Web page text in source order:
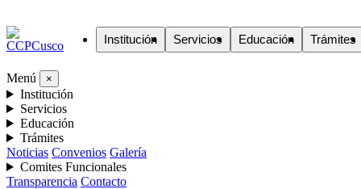
Institución Servicios Educación Trámites
Menú ×
Institución
Servicios
Educación
Trámites
Noticias Convenios Galería
Comites Funcionales
Transparencia Contacto